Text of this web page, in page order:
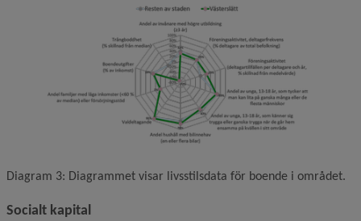
Diagram 3: Diagrammet visar livsstilsdata för boende i området.
Socialt kapital